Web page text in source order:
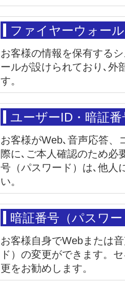
ファイヤーウォール
お客様の情報を保有する
ールが設けられており､外
す。
ユーザーID・暗証
お客様がWeb､音声応答、
際に､ご本人確認のため必
号（パスワード）は､他人
い。
暗証番号（パスワ
お客様自身でWebまたは
ド）の変更ができます。
更をお勧めします。